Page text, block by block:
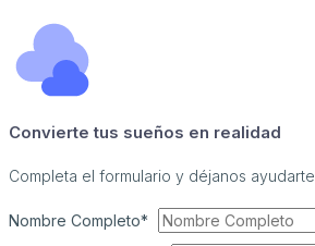
Convierte tus sueños en realidad
Completa el formulario y déjanos ayudarte
Nombre Completo*